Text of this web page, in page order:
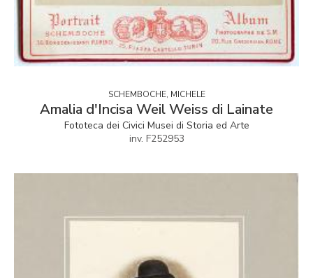
SCHEMBOCHE, MICHELE
Amalia d'Incisa Weil Weiss di Lainate
Fototeca dei Civici Musei di Storia ed Arte
inv. F252953